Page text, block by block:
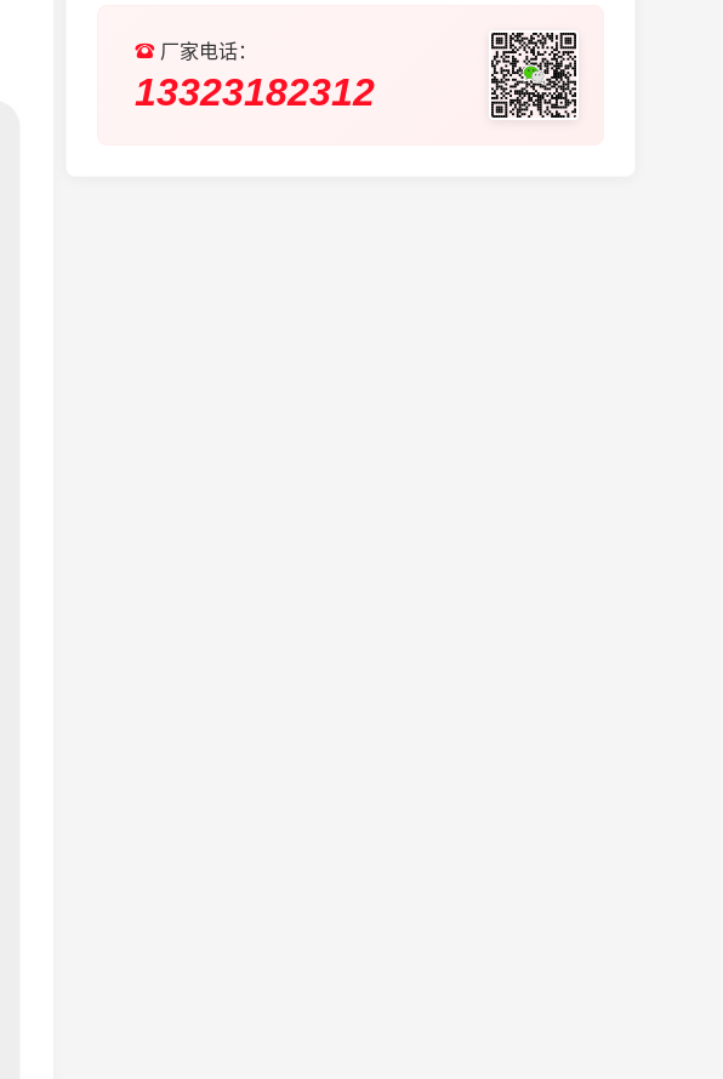
厂家电话：
13323182312